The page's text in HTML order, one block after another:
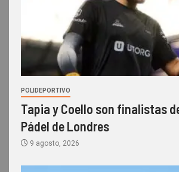
POLIDEPORTIVO
Tapia y Coello son finalistas
Pádel de Londres
9 agosto, 2026